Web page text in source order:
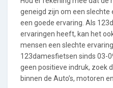
geneigd zijn om een slechte
een goede ervaring. Als
ervaringen heeft, kan het
mensen een slechte
123damesfietsen sinds 03-
geen positieve indruk, zoek
binnen de Auto’s, motoren